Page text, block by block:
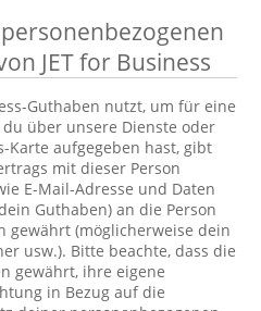
JET for Business
Guthaben nutzt, um für eine
über unsere Dienste oder
Karte aufgegeben hast, gibt
mit dieser Person
E-Mail-Adresse und Daten
Guthaben) an die Person
gewährt (möglicherweise dein
usw.). Bitte beachte, dass die
gewährt, ihre eigene
in Bezug auf die